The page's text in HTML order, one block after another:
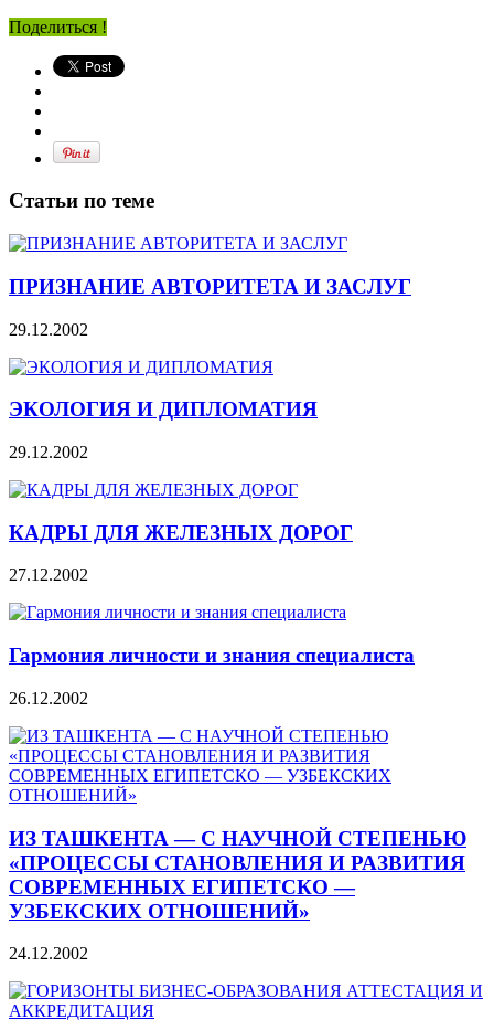
Поделиться !
Статьи по теме
ПРИЗНАНИЕ АВТОРИТЕТА И ЗАСЛУГ
29.12.2002
ЭКОЛОГИЯ И ДИПЛОМАТИЯ
29.12.2002
КАДРЫ ДЛЯ ЖЕЛЕЗНЫХ ДОРОГ
27.12.2002
Гармония личности и знания специалиста
26.12.2002
ИЗ ТАШКЕНТА — С НАУЧНОЙ СТЕПЕНЬЮ
«ПРОЦЕССЫ СТАНОВЛЕНИЯ И РАЗВИТИЯ
СОВРЕМЕННЫХ ЕГИПЕТСКО —
УЗБЕКСКИХ ОТНОШЕНИЙ»
24.12.2002